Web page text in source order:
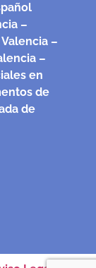
–
–
–
en
de
de